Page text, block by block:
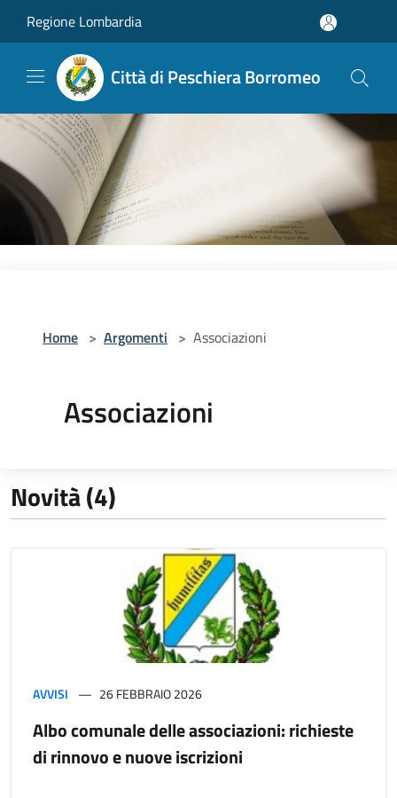
Regione Lombardia
Città di Peschiera Borromeo
Home > Argomenti > Associazioni
Associazioni
Novità (4)
AVVISI 26 FEBBRAIO 2026
Albo comunale delle associazioni: richieste
di rinnovo e nuove iscrizioni